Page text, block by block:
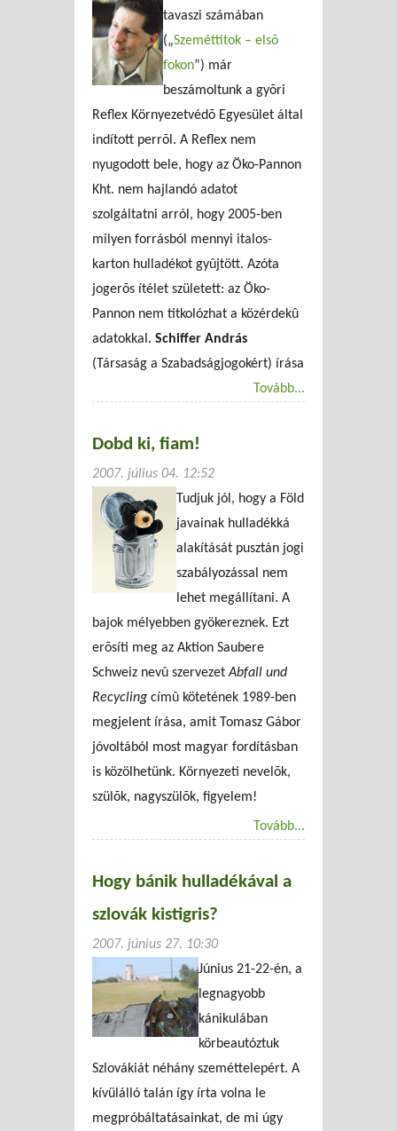
tavaszi számában
(„Szeméttitok – elsõ
fokon”) már
beszámoltunk a gyõri
Reflex Környezetvédõ Egyesület által
indított perrõl. A Reflex nem
nyugodott bele, hogy az Öko-Pannon
Kht. nem hajlandó adatot
szolgáltatni arról, hogy 2005-ben
milyen forrásból mennyi italos-
karton hulladékot gyûjtött. Azóta
jogerõs ítélet született: az Öko-
Pannon nem titkolózhat a közérdekû
adatokkal. Schiffer András
(Társaság a Szabadságjogokért) írása
Tovább...
Dobd ki, fiam!
2007. július 04. 12:52
Tudjuk jól, hogy a Föld
javainak hulladékká
alakítását pusztán jogi
szabályozással nem
lehet megállítani. A
bajok mélyebben gyökereznek. Ezt
erõsíti meg az Aktion Saubere
Schweiz nevû szervezetAbfall und
Recycling címû kötetének 1989-ben
megjelent írása, amit Tomasz Gábor
jóvoltából most magyar fordításban
is közölhetünk. Környezeti nevelõk,
szülõk, nagyszülõk, figyelem!
Tovább...
Hogy bánik hulladékával a
szlovák kistigris?
2007. június 27. 10:30
Június 21-22-én, a
legnagyobb
kánikulában
körbeautóztuk
Szlovákiát néhány szeméttelepért. A
kívülálló talán így írta volna le
megpróbáltatásainkat, de mi úgy